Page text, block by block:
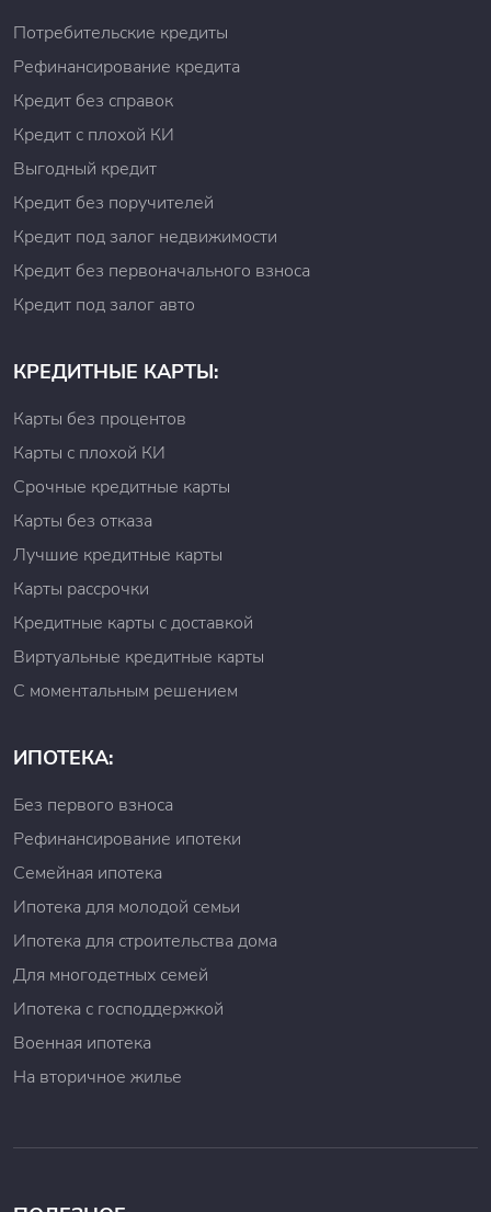
Потребительские кредиты
Рефинансирование кредита
Кредит без справок
Кредит с плохой КИ
Выгодный кредит
Кредит без поручителей
Кредит под залог недвижимости
Кредит без первоначального взноса
Кредит под залог авто
КРЕДИТНЫЕ КАРТЫ:
Карты без процентов
Карты с плохой КИ
Срочные кредитные карты
Карты без отказа
Лучшие кредитные карты
Карты рассрочки
Кредитные карты с доставкой
Виртуальные кредитные карты
С моментальным решением
ИПОТЕКА:
Без первого взноса
Рефинансирование ипотеки
Семейная ипотека
Ипотека для молодой семьи
Ипотека для строительства дома
Для многодетных семей
Ипотека с господдержкой
Военная ипотека
На вторичное жилье